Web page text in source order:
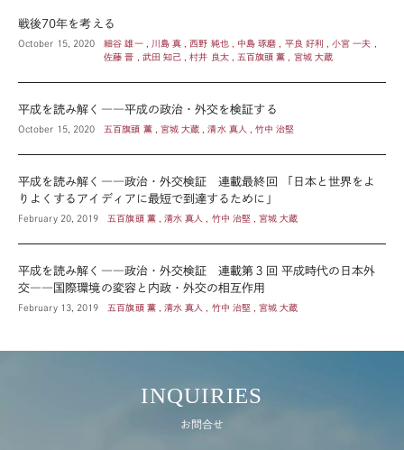
戦後70年を考える
October 15, 2020
細谷 雄一 , 川島 真 , 西野 純也 , 中島 琢磨 , 平良 好利 , 小宮 一夫 ,
佐藤 晋 , 武田 知己 , 村井 良太 , 五百旗頭 薫 , 宮城 大蔵
平成を読み解く――平成の政治・外交を検証する
October 15, 2020 五百旗頭 薫 , 宮城 大蔵 , 清水 真人 , 竹中 治堅
平成を読み解く――政治・外交検証 連載最終回 「日本と世界をよ
りよくするアイディアに最短で到達するために」
February 20, 2019 五百旗頭 薫 , 清水 真人 , 竹中 治堅 , 宮城 大蔵
平成を読み解く――政治・外交検証 連載第３回 平成時代の日本外
交――国際環境の変容と内政・外交の相互作用
February 13, 2019 五百旗頭 薫 , 清水 真人 , 竹中 治堅 , 宮城 大蔵
INQUIRIES
お問合せ